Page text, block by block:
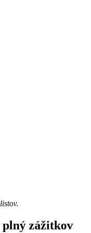
plný zážitkov